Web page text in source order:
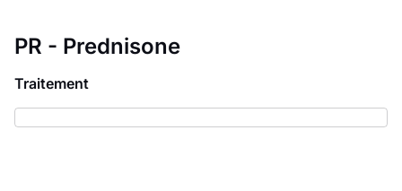
PR - Prednisone
Traitement